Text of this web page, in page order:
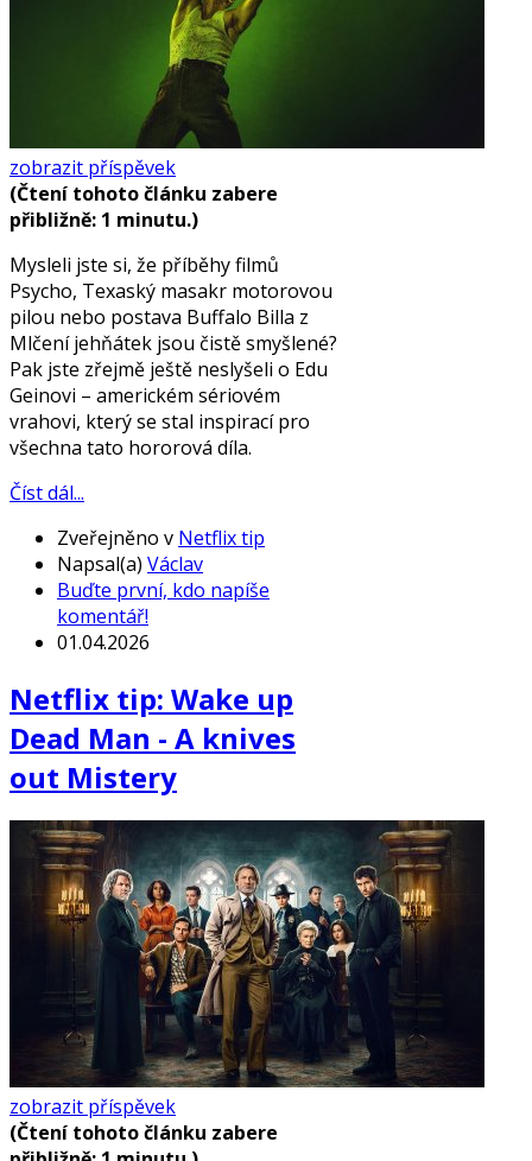
zobrazit příspěvek
(Čtení tohoto článku zabere
přibližně: 1 minutu.)
Mysleli jste si, že příběhy filmů
Psycho, Texaský masakr motorovou
pilou nebo postava Buffalo Billa z
Mlčení jehňátek jsou čistě smyšlené?
Pak jste zřejmě ještě neslyšeli o Edu
Geinovi – americkém sériovém
vrahovi, který se stal inspirací pro
všechna tato hororová díla.
Číst dál...
Zveřejněno v Netflix tip
Napsal(a) Václav
Buďte první, kdo napíše
komentář!
01.04.2026
Netflix tip: Wake up
Dead Man - A knives
out Mistery
zobrazit příspěvek
(Čtení tohoto článku zabere